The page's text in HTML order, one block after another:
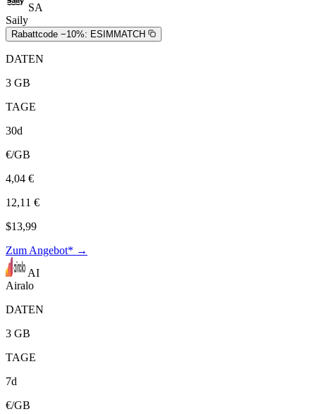
SA
Saily
Rabattcode −10%: ESIMMATCH
DATEN
3 GB
TAGE
30d
€/GB
4,04 €
12,11 €
$13,99
Zum Angebot* →
AI
Airalo
DATEN
3 GB
TAGE
7d
€/GB